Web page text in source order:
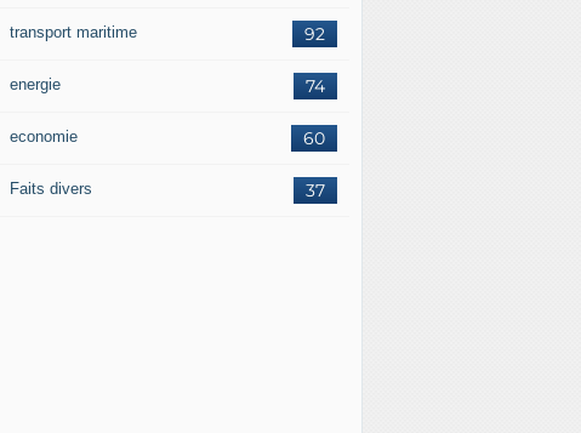
92
transport maritime
74
energie
60
economie
37
Faits divers